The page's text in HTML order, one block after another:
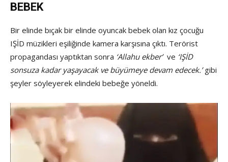
BEBEK
Bir elinde bıçak bir elinde oyuncak bebek olan kız çocuğu
IŞİD müzikleri eşiliğinde kamera karşısına çıktı. Terörist
propagandası yaptıktan sonra ‘Allahu ekber’ve ‘IŞİD
sonsuza kadar yaşayacak ve büyümeye devam edecek.’gibi
şeyler söyleyerek elindeki bebeğe yöneldi.